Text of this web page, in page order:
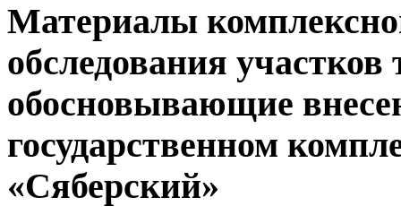
Материалы
обследования участков
обосновывающие
государственном
«Сяберский»